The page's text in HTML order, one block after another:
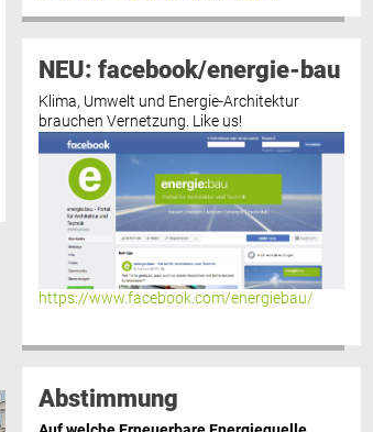
NEU: facebook/energie-bau
Klima, Umwelt und Energie-Architektur
brauchen Vernetzung. Like us!
https://www.facebook.com/energiebau/
Abstimmung